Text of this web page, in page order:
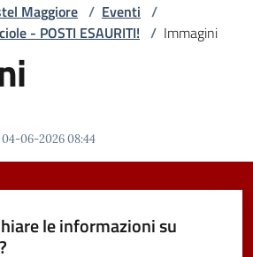
Maggiore / Eventi /
- POSTI ESAURITI! / Immagini
04-06-2026 08:44
le informazioni su